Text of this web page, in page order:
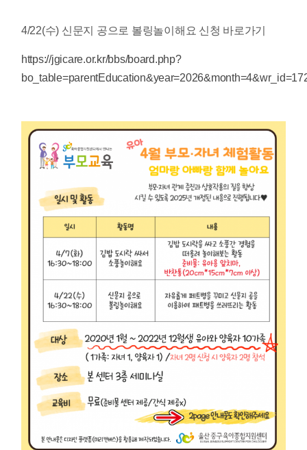
4/22(수) 신문지 공으로 볼링놀이해요 신청 바로가기
https://jgicare.or.kr/bbs/board.php?